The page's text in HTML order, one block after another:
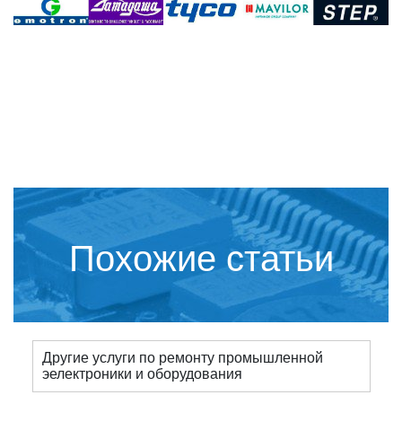
Похожие статьи
Другие услуги по ремонту промышленной
эелектроники и оборудования